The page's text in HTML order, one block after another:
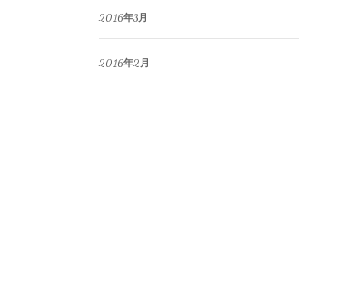
2016年3月
2016年2月